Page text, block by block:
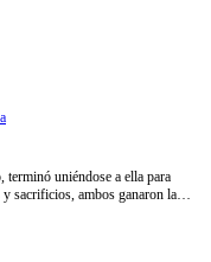
terminó uniéndose a ella para
sacrificios, ambos ganaron la